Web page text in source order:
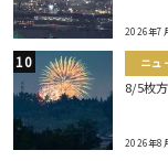
2026年7
ニュ
8/5枚
2026年8